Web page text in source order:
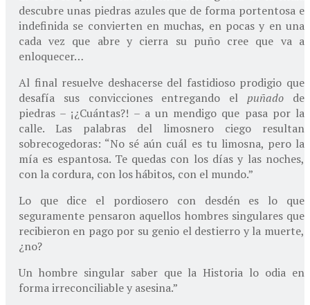
descubre unas piedras azules que de forma portentosa e
indefinida se convierten en muchas, en pocas y en una
cada vez que abre y cierra su puño cree que va a
enloquecer…
Al final resuelve deshacerse del fastidioso prodigio que
desafía sus convicciones entregando elpuñado de
piedras – ¡¿Cuántas?! – a un mendigo que pasa por la
calle. Las palabras del limosnero ciego resultan
sobrecogedoras: “No sé aún cuál es tu limosna, pero la
mía es espantosa. Te quedas con los días y las noches,
con la cordura, con los hábitos, con el mundo.”
Lo que dice el pordiosero con desdén es lo que
seguramente pensaron aquellos hombres singulares que
recibieron en pago por su genio el destierro y la muerte,
¿no?
Un hombre singular saber que la Historia lo odia en
forma irreconciliable y asesina.”